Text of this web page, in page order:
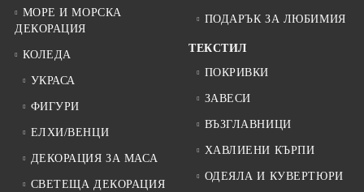
МОРЕ И МОРСКА
ДЕКОРАЦИЯ
КОЛЕДА
УКРАСА
ФИГУРИ
ЕЛХИ/ВЕНЦИ
ДЕКОРАЦИЯ ЗА МАСА
СВЕТЕЩА ДЕКОРАЦИЯ
ПОДАРЪК ЗА ЛЮБИМИЯ
ТЕКСТИЛ
ПОКРИВКИ
ЗАВЕСИ
ВЪЗГЛАВНИЦИ
ХАВЛИЕНИ КЪРПИ
ОДЕЯЛА И КУВЕРТЮРИ